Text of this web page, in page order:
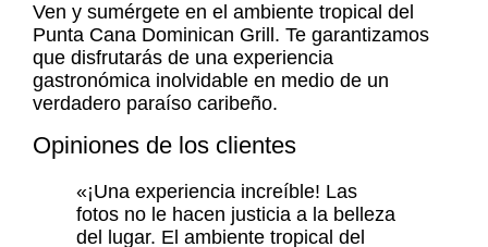
Ven y sumérgete en el ambiente tropical del
Punta Cana Dominican Grill. Te garantizamos
que disfrutarás de una experiencia
gastronómica inolvidable en medio de un
verdadero paraíso caribeño.
Opiniones de los clientes
«¡Una experiencia increíble! Las
fotos no le hacen justicia a la belleza
del lugar. El ambiente tropical del